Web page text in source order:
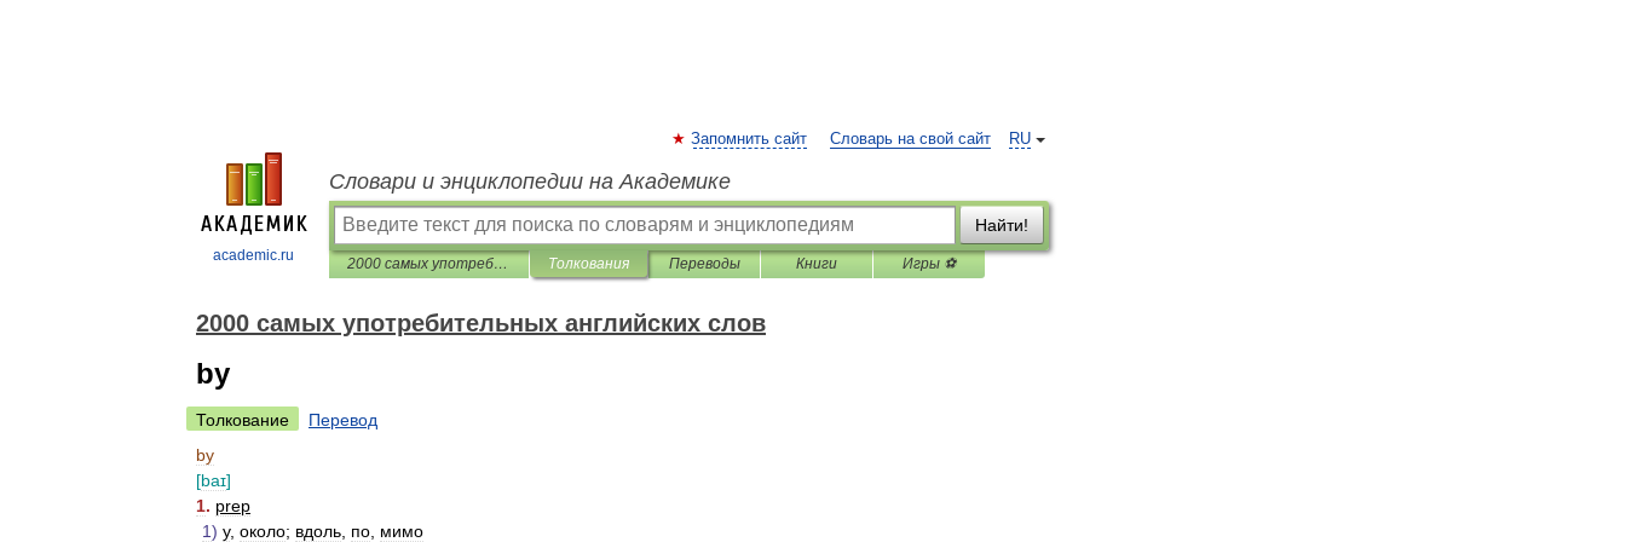
academic.ru
RU
Запомнить сайт Словарь на свой сайт
Словари и энциклопедии на Академике
Найти!
2000 самых употребительных английских слов Толкования Переводы Книги Игры ⚽
2000 самых употребительных английских слов
by
Толкование
Перевод
by
[baɪ]
1. prep
1) у, около; вдоль по мимо